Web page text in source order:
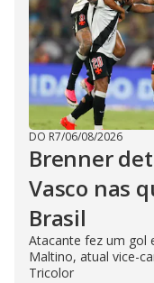
DO R7/06/08/2026
Brenner
Vasco nas
Brasil
Atacante fez um gol
Maltino, atual vice-
Tricolor